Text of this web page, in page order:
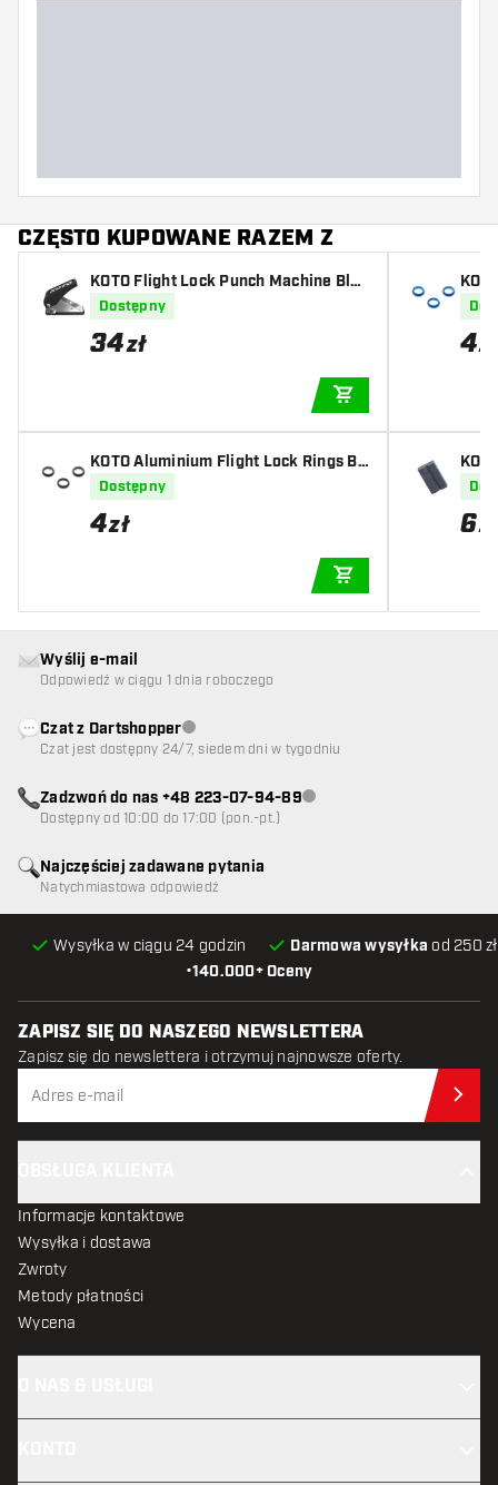
CZĘSTO KUPOWANE RAZEM Z
KOTO Flight Lock Punch Machine Blac
Dostępny
34zł
KOTO Aluminium Flight Lock Rings Bl
ack
Dostępny
4zł
ue
4zł
6zł
•140.000+ Oceny
Wysyłka w ciągu 24 godzin Darmowa wysyłka od 250
Najczęściej zadawane pytania
Natychmiastowa odpowiedź
Wyślij e-mail
Odpowiedź w ciągu 1 dnia roboczego
Czat z DartshopperObsługa klienta niedostępna
Czat jest dostępny 24/7, siedem dni w tygodniu
Zadzwoń do nas +48 223-07-94-89Obsługa klienta niedostępna
Dostępny od 10:00 do 17:00 (pon.-pt.)
ZAPISZ SIĘ DO NASZEGO NEWSLETTERA
Zapisz się do newslettera i otrzymuj najnowsze oferty.
Informacje kontaktowe
Wysyłka i dostawa
Zwroty
Metody płatności
Wycena